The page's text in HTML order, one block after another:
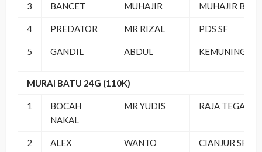
3 BANCET MUHAJIR MUHAJIR BF
4 PREDATOR MR RIZAL PDS SF
5 GANDIL ABDUL KEMUNING BC
MURAI BATU 24G (110K)
1
BOCAH
NAKAL
MR YUDIS RAJA TEGA SF
2 ALEX WANTO CIANJUR SF